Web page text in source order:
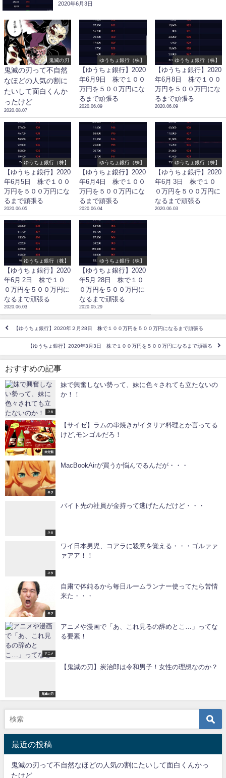
2020年6月3日
鬼滅の刃
鬼滅の刃って不自然
なほどの人気の割に
たいして面白くんか
ったけど
2020.08.07
ゆうちょ銀行（株】
【ゆうちょ銀行】2020
年6月9日 株で１００
万円を５００万円にな
るまで頑張る
2020.06.09
ゆうちょ銀行（株】
【ゆうちょ銀行】2020
年6月8日 株で１００
万円を５００万円にな
るまで頑張る
2020.06.09
ゆうちょ銀行（株】
【ゆうちょ銀行】2020
年6月5日 株で１００
万円を５００万円にな
るまで頑張る
2020.06.05
ゆうちょ銀行（株】
【ゆうちょ銀行】2020
年6月4日 株で１００
万円を５００万円にな
るまで頑張る
2020.06.04
ゆうちょ銀行（株】
【ゆうちょ銀行】2020
年6月 3日 株で１０
０万円を５００万円に
なるまで頑張る
2020.06.03
ゆうちょ銀行（株】
【ゆうちょ銀行】2020
年6月 2日 株で１０
０万円を５００万円に
なるまで頑張る
2020.06.03
ゆうちょ銀行（株】
【ゆうちょ銀行】2020
年5月 28日 株で１０
０万円を５００万円に
なるまで頑張る
2020.05.29
【ゆうちょ銀行】2020年２月28日 株で１００万円を５００万円になるまで頑張る
【ゆうちょ銀行】2020年3月3日 株で１００万円を５００万円になるまで頑張る
おすすめの記事
ネタ
妹で興奮しない勢って、妹に色々されても立たないの
か！！
未分類
【サイゼ】ラムの串焼きがイタリア料理とか言ってる
けど,モンゴルだろ！
ネタ
MacBookAirが買うか悩んでるんだが・・・
ネタ
バイト先の社員が金持って逃げたんだけど・・・
ネタ
ワイ日本男児、コアラに殺意を覚える・・・ゴルァァ
ァアア！！
ネタ
自粛で体鈍るから毎日ルームランナー使ってたら苦情
来た・・・
アニメ
アニメや漫画で「あ、これ見るの辞めとこ…」ってな
る要素！
鬼滅の刃
【鬼滅の刃】炭治郎は令和男子！女性の理想なのか？
最近の投稿
鬼滅の刃って不自然なほどの人気の割にたいして面白くんかっ
たけど